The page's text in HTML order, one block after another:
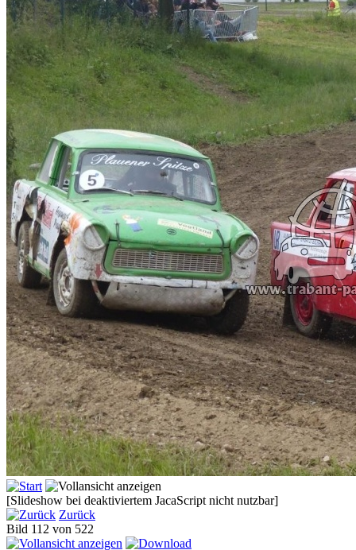
[Slideshow bei deaktiviertem JacaScript nicht nutzbar]
Zurück
Bild 112 von 522